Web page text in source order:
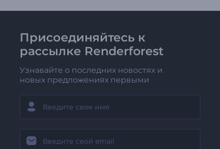
Присоединяйтесь к
рассылке Renderforest
Узнавайте о последних новостях и
новых предложениях первыми